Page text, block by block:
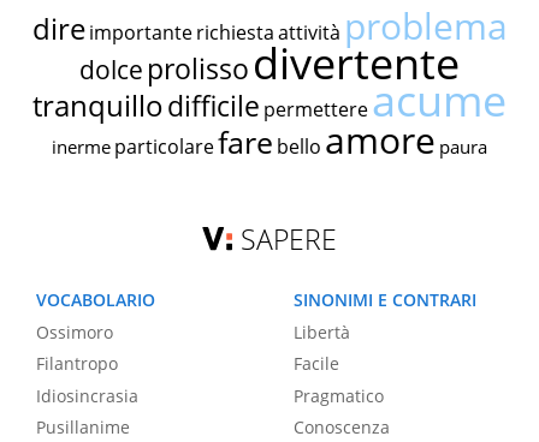
dire importante richiestaattività problema
dolce prolissodivertente
tranquillodifficile permettereacume
inerme particolarefare bello amore paura
SAPERE
VOCABOLARIO
Ossimoro
Filantropo
Idiosincrasia
Pusillanime
SINONIMI E CONTRARI
Libertà
Facile
Pragmatico
Conoscenza